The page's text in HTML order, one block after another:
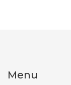
Menu